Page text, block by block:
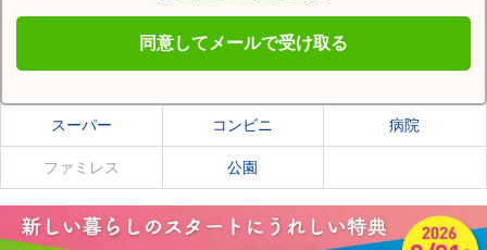
同意してメールで受け取る
芦別市の施設一覧
スーパー コンビニ 病院
ファミレス 公園